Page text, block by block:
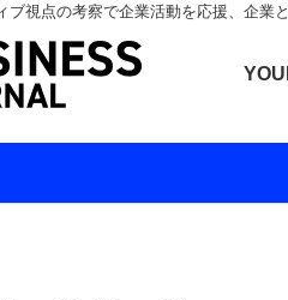
ブ視点の考察で企業活動を応援、企業